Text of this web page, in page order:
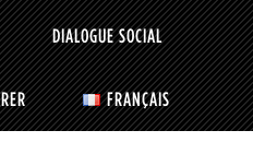
DIALOGUE SOCIAL
FRANÇAIS